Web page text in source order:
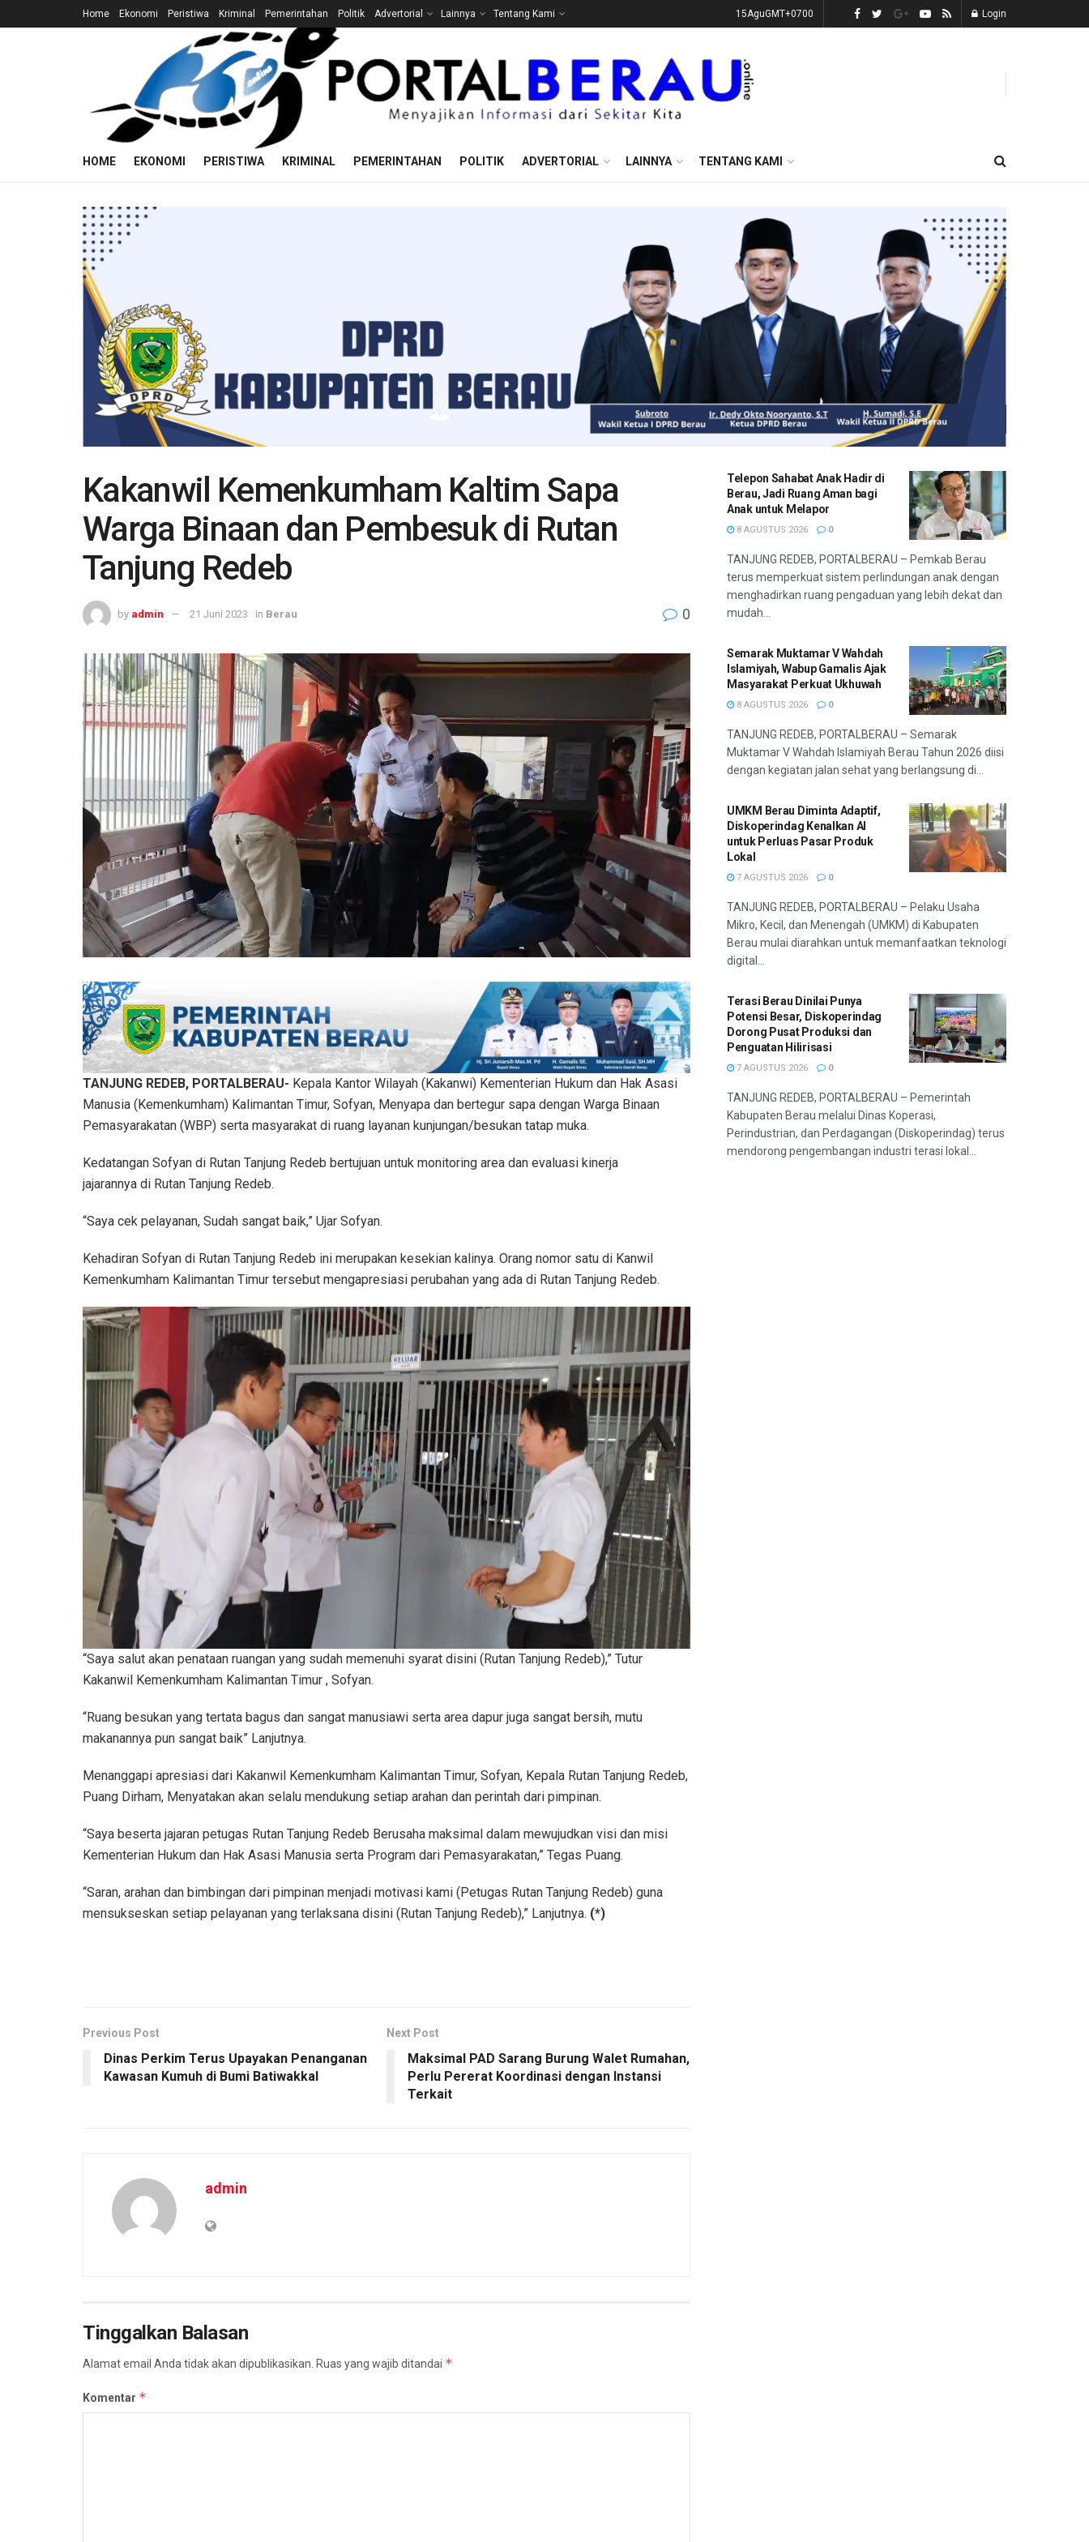
Home Ekonomi Peristiwa Kriminal Pemerintahan Politik Advertorial Lainnya Tentang Kami 15AguGMT+0700 Login
HOME EKONOMI PERISTIWA KRIMINAL PEMERINTAHAN POLITIK ADVERTORIAL LAINNYA TENTANG KAMI
Kakanwil Kemenkumham Kaltim Sapa
Warga Binaan dan Pembesuk di Rutan
Tanjung Redeb
by admin 21 Juni 2023 in Berau 0
TANJUNG REDEB, PORTALBERAU- Kepala Kantor Wilayah (Kakanwi) Kementerian Hukum dan Hak Asasi
Manusia (Kemenkumham) Kalimantan Timur, Sofyan, Menyapa dan bertegur sapa dengan Warga Binaan
Pemasyarakatan (WBP) serta masyarakat di ruang layanan kunjungan/besukan tatap muka.
Kedatangan Sofyan di Rutan Tanjung Redeb bertujuan untuk monitoring area dan evaluasi kinerja
jajarannya di Rutan Tanjung Redeb.
“Saya cek pelayanan, Sudah sangat baik,” Ujar Sofyan.
Kehadiran Sofyan di Rutan Tanjung Redeb ini merupakan kesekian kalinya. Orang nomor satu di Kanwil
Kemenkumham Kalimantan Timur tersebut mengapresiasi perubahan yang ada di Rutan Tanjung Redeb.
“Saya salut akan penataan ruangan yang sudah memenuhi syarat disini (Rutan Tanjung Redeb),” Tutur
Kakanwil Kemenkumham Kalimantan Timur , Sofyan.
“Ruang besukan yang tertata bagus dan sangat manusiawi serta area dapur juga sangat bersih, mutu
makanannya pun sangat baik” Lanjutnya.
Menanggapi apresiasi dari Kakanwil Kemenkumham Kalimantan Timur, Sofyan, Kepala Rutan Tanjung Redeb,
Puang Dirham, Menyatakan akan selalu mendukung setiap arahan dan perintah dari pimpinan.
“Saya beserta jajaran petugas Rutan Tanjung Redeb Berusaha maksimal dalam mewujudkan visi dan misi
Kementerian Hukum dan Hak Asasi Manusia serta Program dari Pemasyarakatan,” Tegas Puang.
“Saran, arahan dan bimbingan dari pimpinan menjadi motivasi kami (Petugas Rutan Tanjung Redeb) guna
mensukseskan setiap pelayanan yang terlaksana disini (Rutan Tanjung Redeb),” Lanjutnya. (*)
Previous Post
Dinas Perkim Terus Upayakan Penanganan
Kawasan Kumuh di Bumi Batiwakkal
Next Post
Maksimal PAD Sarang Burung Walet Rumahan,
Perlu Pererat Koordinasi dengan Instansi
Terkait
admin
Tinggalkan Balasan
Alamat email Anda tidak akan dipublikasikan. Ruas yang wajib ditandai *
Komentar *
Telepon Sahabat Anak Hadir di
Berau, Jadi Ruang Aman bagi
Anak untuk Melapor
8 AGUSTUS 2026 0
TANJUNG REDEB, PORTALBERAU – Pemkab Berau
terus memperkuat sistem perlindungan anak dengan
menghadirkan ruang pengaduan yang lebih dekat dan
mudah...
Semarak Muktamar V Wahdah
Islamiyah, Wabup Gamalis Ajak
Masyarakat Perkuat Ukhuwah
8 AGUSTUS 2026 0
TANJUNG REDEB, PORTALBERAU – Semarak
Muktamar V Wahdah Islamiyah Berau Tahun 2026 diisi
dengan kegiatan jalan sehat yang berlangsung di...
UMKM Berau Diminta Adaptif,
Diskoperindag Kenalkan AI
untuk Perluas Pasar Produk
Lokal
7 AGUSTUS 2026 0
TANJUNG REDEB, PORTALBERAU – Pelaku Usaha
Mikro, Kecil, dan Menengah (UMKM) di Kabupaten
Berau mulai diarahkan untuk memanfaatkan teknologi
digital...
Terasi Berau Dinilai Punya
Potensi Besar, Diskoperindag
Dorong Pusat Produksi dan
Penguatan Hilirisasi
7 AGUSTUS 2026 0
TANJUNG REDEB, PORTALBERAU – Pemerintah
Kabupaten Berau melalui Dinas Koperasi,
Perindustrian, dan Perdagangan (Diskoperindag) terus
mendorong pengembangan industri terasi lokal...